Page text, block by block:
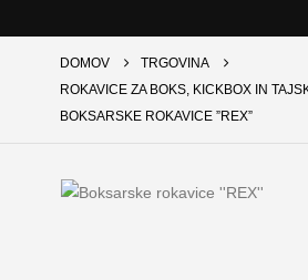
DOMOV
TRGOVINA
ROKAVICE ZA BOKS, KICKBOX IN
BOKSARSKE ROKAVICE ”REX”